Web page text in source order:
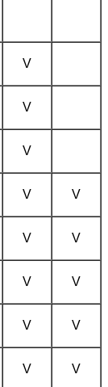
V
V
V
V V
V V
V V
V V
V V